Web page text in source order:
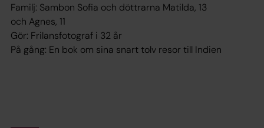
Familj: Sambon Sofia och döttrarna Matilda, 13
och Agnes, 11
Gör: Frilansfotograf i 32 år
På gång: En bok om sina snart tolv resor till Indien